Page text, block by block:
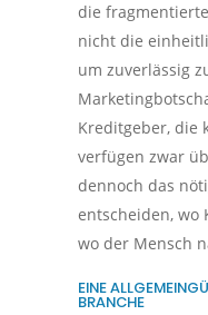
die
nicht die
um zuverlässig
Kreditgeber, die
verfügen zwar
dennoch das
entscheiden, wo
wo der Mensch
EINE
BRANCHE